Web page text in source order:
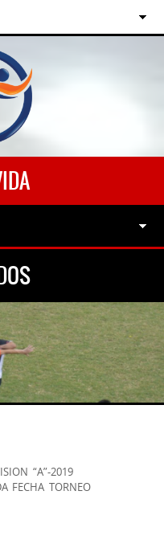
“A”-2019
FECHA TORNEO